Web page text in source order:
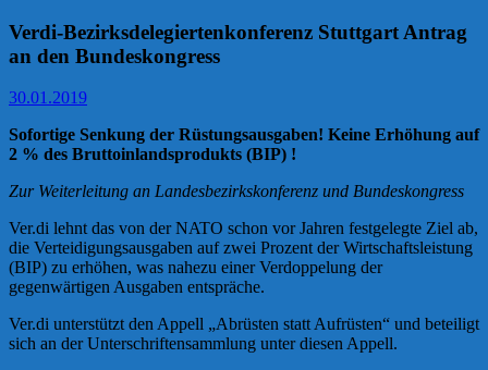
Verdi-Bezirksdelegiertenkonferenz Stuttgart Antrag
an den Bundeskongress
30.01.2019
Sofortige Senkung der Rüstungsausgaben! Keine Erhöhung auf
2 % des Bruttoinlandsprodukts (BIP) !
Zur Weiterleitung an Landesbezirkskonferenz und Bundeskongress
Ver.di lehnt das von der NATO schon vor Jahren festgelegte Ziel ab,
die Verteidigungsausgaben auf zwei Prozent der Wirtschaftsleistung
(BIP) zu erhöhen, was nahezu einer Verdoppelung der
gegenwärtigen Ausgaben entspräche.
Ver.di unterstützt den Appell „Abrüsten statt Aufrüsten“ und beteiligt
sich an der Unterschriftensammlung unter diesen Appell.